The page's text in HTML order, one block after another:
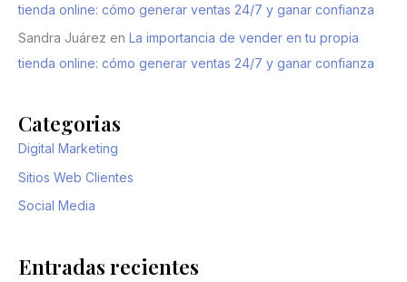
tienda online: cómo generar ventas 24/7 y ganar confianza
Sandra Juárez en La importancia de vender en tu propia
tienda online: cómo generar ventas 24/7 y ganar confianza
Categorias
Digital Marketing
Sitios Web Clientes
Social Media
Entradas recientes